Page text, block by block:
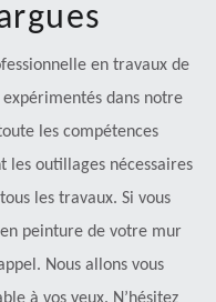
en travaux de
dans notre
les compétences
les outillages nécessaires
les travaux. Si vous
peinture de votre mur
Nous allons vous